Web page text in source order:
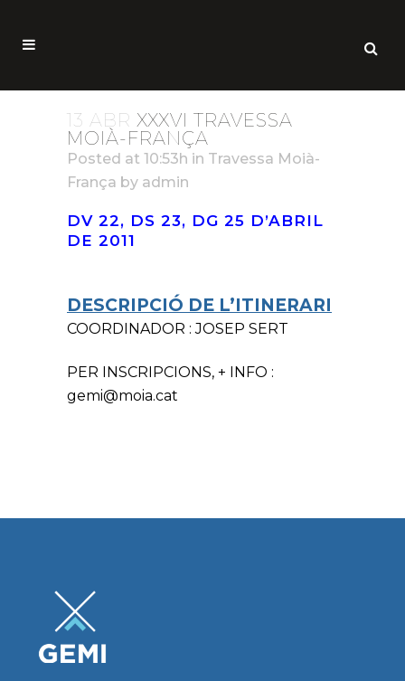
13 ABR XXXVI TRAVESSA
MOIÀ-FRANÇA
Posted at 10:53h in Travessa Moià-
França by admin
DV 22, DS 23, DG 25 D’ABRIL
DE 2011
DESCRIPCIÓ DE L’ITINERARI
COORDINADOR : JOSEP SERT
PER INSCRIPCIONS, + INFO :
gemi@moia.cat